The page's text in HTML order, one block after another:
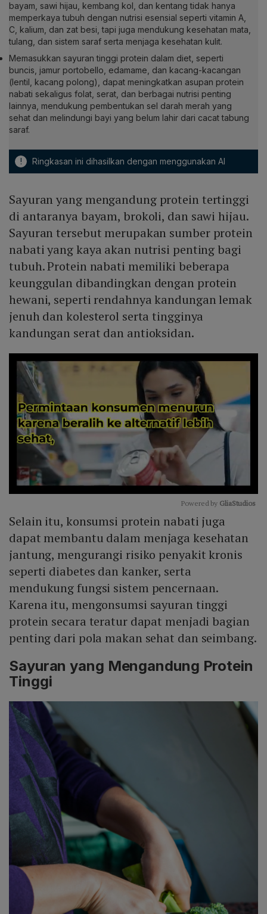
bayam, sawi hijau, kembang kol, dan kentang tidak hanya
memperkaya tubuh dengan nutrisi esensial seperti vitamin A,
C, kalium, dan zat besi, tapi juga mendukung kesehatan mata,
tulang, dan sistem saraf serta menjaga kesehatan kulit.
Memasukkan sayuran tinggi protein dalam diet, seperti
buncis, jamur portobello, edamame, dan kacang-kacangan
(lentil, kacang polong), dapat meningkatkan asupan protein
nabati sekaligus folat, serat, dan berbagai nutrisi penting
lainnya, mendukung pembentukan sel darah merah yang
sehat dan melindungi bayi yang belum lahir dari cacat tabung
saraf.
! Ringkasan ini dihasilkan dengan menggunakan AI
Sayuran yang mengandung protein tertinggi
di antaranya bayam, brokoli, dan sawi hijau.
Sayuran tersebut merupakan sumber protein
nabati yang kaya akan nutrisi penting bagi
tubuh. Protein nabati memiliki beberapa
keunggulan dibandingkan dengan protein
hewani, seperti rendahnya kandungan lemak
jenuh dan kolesterol serta tingginya
kandungan serat dan antioksidan.
Mute
Powered by GliaStudios
Selain itu, konsumsi protein nabati juga
dapat membantu dalam menjaga kesehatan
jantung, mengurangi risiko penyakit kronis
seperti diabetes dan kanker, serta
mendukung fungsi sistem pencernaan.
Karena itu, mengonsumsi sayuran tinggi
protein secara teratur dapat menjadi bagian
penting dari pola makan sehat dan seimbang.
Sayuran yang Mengandung Protein
Tinggi